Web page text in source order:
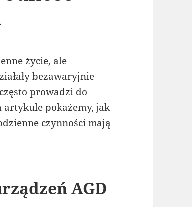
życie, ale
bezawaryjnie
prowadzi do
pokażemy, jak
czynności mają
AGD